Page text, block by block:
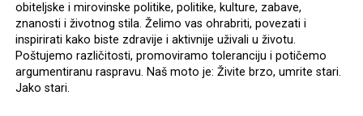
obiteljske i mirovinske politike, politike, kulture, zabave,
znanosti i životnog stila. Želimo vas ohrabriti, povezati i
inspirirati kako biste zdravije i aktivnije uživali u životu.
Poštujemo različitosti, promoviramo toleranciju i potičemo
argumentiranu raspravu. Naš moto je: Živite brzo, umrite stari.
Jako stari.